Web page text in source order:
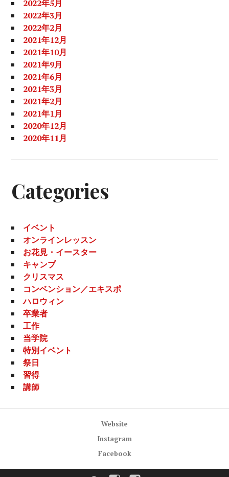
2022年5月
2022年3月
2022年2月
2021年12月
2021年10月
2021年9月
2021年6月
2021年3月
2021年2月
2021年1月
2020年12月
2020年11月
Categories
イベント
オンラインレッスン
お花見・イースター
キャンプ
クリスマス
コンベンション／エキスポ
ハロウィン
卒業者
工作
当学院
特別イベント
祭日
習得
講師
Website
Instagram
Facebook